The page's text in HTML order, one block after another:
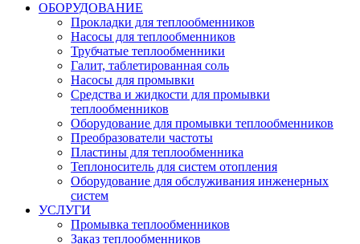
ОБОРУДОВАНИЕ
Прокладки для теплообменников
Насосы для теплообменников
Трубчатые теплообменники
Галит, таблетированная соль
Насосы для промывки
Средства и жидкости для промывки
теплообменников
Оборудование для промывки теплообменников
Преобразователи частоты
Пластины для теплообменника
Теплоноситель для систем отопления
Оборудование для обслуживания инженерных
систем
УСЛУГИ
Промывка теплообменников
Заказ теплообменников